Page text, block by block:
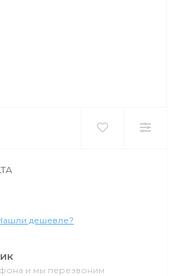
дешевле?
и мы перезвоним